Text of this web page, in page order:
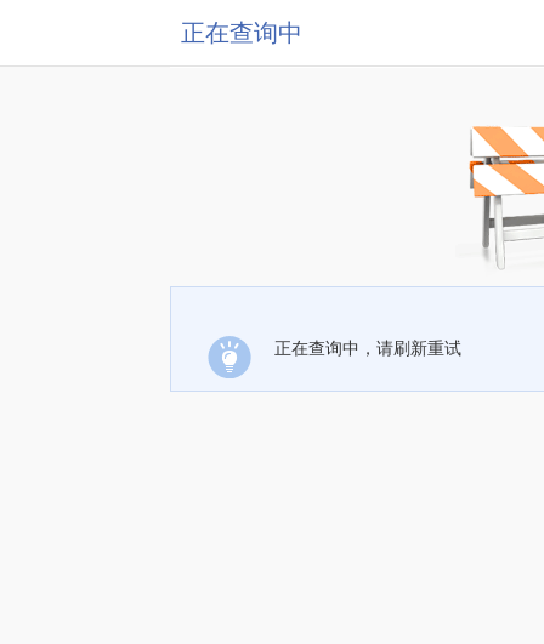
正在查询中
正在查询中，请刷新重试